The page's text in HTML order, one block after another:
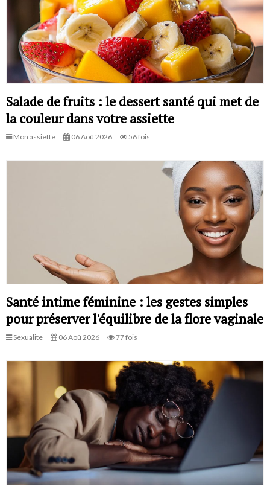
Salade de fruits : le dessert santé qui met de
la couleur dans votre assiette
Mon assiette 06 Aoû 2026 56 fois
Santé intime féminine : les gestes simples
pour préserver l'équilibre de la flore vaginale
Sexualite 06 Aoû 2026 77 fois